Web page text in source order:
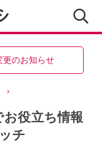
更のお知らせ
役立ち情報
チ